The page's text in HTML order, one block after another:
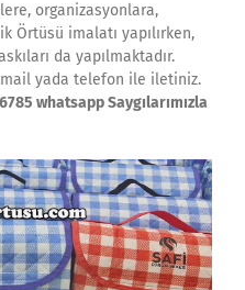
organizasyonlara,
Örtüsü imalatı yapılırken,
da yapılmaktadır.
yada telefon ile iletiniz.
whatsapp Saygılarımızla